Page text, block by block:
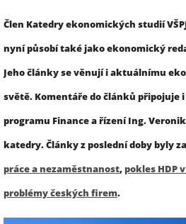
Člen Katedry ekonomických studií
nyní působí také jako ekonomický
Jeho články se věnují i aktuálnímu
světě. Komentáře do článků připojuje
programu Finance a řízení Ing.
katedry. Články z poslední doby byly
práce a nezaměstnanost,pokles HDP
problémy českých firem.